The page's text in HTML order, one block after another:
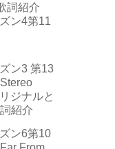
詞紹介
ン4第11
ン3 第13
ジナルと
紹介
ン6第10